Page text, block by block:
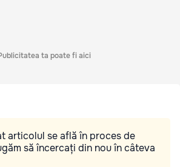
ta poate fi aici
articolul se află în proces de
să încercați din nou în câteva